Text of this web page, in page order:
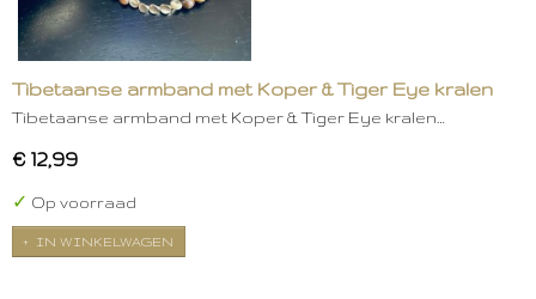
Tibetaanse armband met Koper & Tiger Eye kralen
Tibetaanse armband met Koper & Tiger Eye kralen…
€ 12,99
✓ Op voorraad
IN WINKELWAGEN